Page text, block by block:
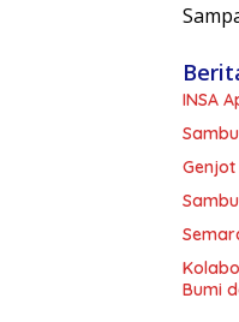
INSA
Bumi